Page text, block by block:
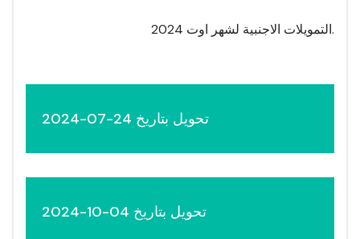
.التمويلات الاجنبية لشهر اوت 2024
تحويل بتاريخ 24-07-2024
تحويل بتاريخ 04-10-2024